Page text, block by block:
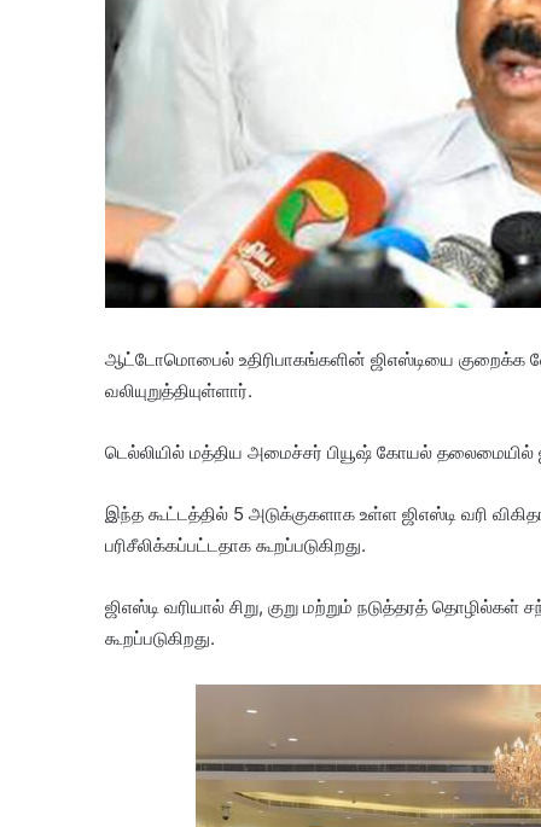
ஆட்டோமொபைல் உதிரிபாகங்களின் ஜிஎஸ்டியை குறைக்க
வலியுறுத்தியுள்ளார்.
டெல்லியில் மத்திய அமைச்சர் பியூஷ் கோயல் தலைமையில்
இந்த கூட்டத்தில் 5 அடுக்குகளாக உள்ள ஜிஎஸ்டி வரி
பரிசீலிக்கப்பட்டதாக கூறப்படுகிறது.
ஜிஎஸ்டி வரியால் சிறு, குறு மற்றும் நடுத்தரத் தொழில்கள்
கூறப்படுகிறது.